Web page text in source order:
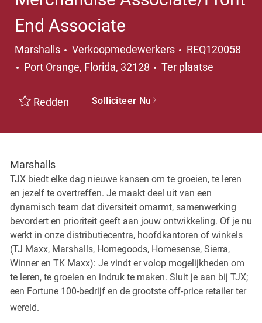
End Associate
Marshalls Categorie
Verkoopmedewerkers
REQ120058
Plaats
Port Orange, Florida, 32128 Ter plaatse
Redden Solliciteer Nu
Marshalls
TJX biedt elke dag nieuwe kansen om te groeien, te leren
en jezelf te overtreffen. Je maakt deel uit van een
dynamisch team dat diversiteit omarmt, samenwerking
bevordert en prioriteit geeft aan jouw ontwikkeling. Of je nu
werkt in onze distributiecentra, hoofdkantoren of winkels
(TJ Maxx, Marshalls, Homegoods, Homesense, Sierra,
Winner en TK Maxx): Je vindt er volop mogelijkheden om
te leren, te groeien en indruk te maken. Sluit je aan bij TJX;
een Fortune 100-bedrijf en de grootste off-price retailer ter
wereld.